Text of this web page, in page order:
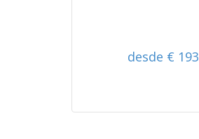
desde € 193